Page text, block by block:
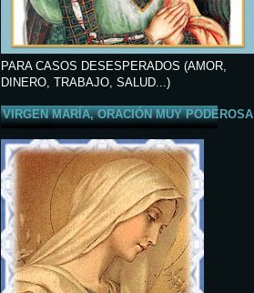
PARA CASOS DESESPERADOS (AMOR,
DINERO, TRABAJO, SALUD...)
VIRGEN MARÍA, ORACIÓN MUY PODEROSA